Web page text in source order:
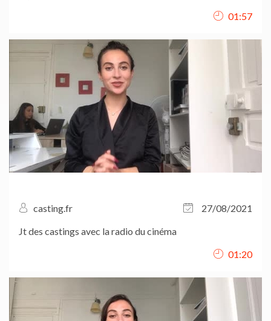
01:57
casting.fr
27/08/2021
Jt des castings avec la radio du cinéma
01:20